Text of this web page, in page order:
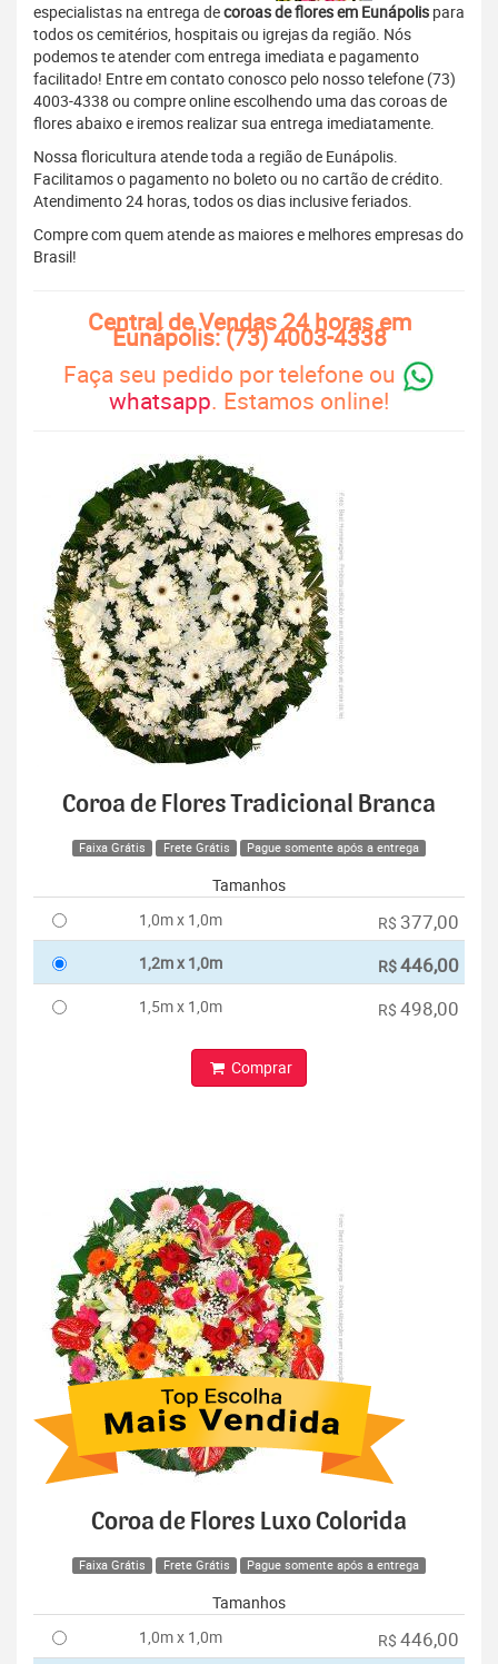
especialistas na entrega decoroas de flores em Eunápolis para
todos os cemitérios, hospitais ou igrejas da região. Nós
podemos te atender com entrega imediata e pagamento
facilitado! Entre em contato conosco pelo nosso telefone (73)
4003-4338 ou compre online escolhendo uma das coroas de
flores abaixo e iremos realizar sua entrega imediatamente.
Nossa floricultura atende toda a região de Eunápolis.
Facilitamos o pagamento no boleto ou no cartão de crédito.
Atendimento 24 horas, todos os dias inclusive feriados.
Compre com quem atende as maiores e melhores empresas do
Brasil!
Central de Vendas 24 horas em
Eunápolis: (73) 4003-4338
Faça seu pedido por telefone ou
whatsapp. Estamos online!
Coroa de Flores Tradicional Branca
Faixa Grátis Frete Grátis Pague somente após a entrega
Tamanhos
1,0m x 1,0m
R$ 377,00
1,2m x 1,0m R$446,00
1,5m x 1,0m R$ 498,00
Comprar
Coroa de Flores Luxo Colorida
Faixa Grátis Frete Grátis Pague somente após a entrega
Tamanhos
1,0m x 1,0m
R$ 446,00